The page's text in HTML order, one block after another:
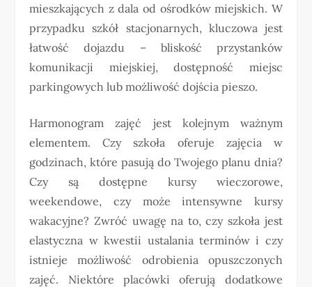
mieszkających z dala od ośrodków miejskich. W
przypadku szkół stacjonarnych, kluczowa jest
łatwość dojazdu – bliskość przystanków
komunikacji miejskiej, dostępność miejsc
parkingowych lub możliwość dojścia pieszo.
Harmonogram zajęć jest kolejnym ważnym
elementem. Czy szkoła oferuje zajęcia w
godzinach, które pasują do Twojego planu dnia?
Czy są dostępne kursy wieczorowe,
weekendowe, czy może intensywne kursy
wakacyjne? Zwróć uwagę na to, czy szkoła jest
elastyczna w kwestii ustalania terminów i czy
istnieje możliwość odrobienia opuszczonych
zajęć. Niektóre placówki oferują dodatkowe